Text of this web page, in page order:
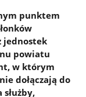
punktem
jednostek
powiatu
w którym
dołączają do